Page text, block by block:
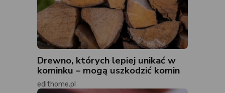
Drewno, których lepiej unikać w
kominku – mogą uszkodzić komin
edithome.pl